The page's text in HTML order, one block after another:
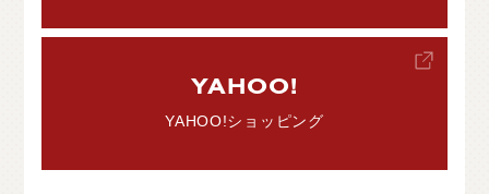
YAHOO!
YAHOO!ショッピング